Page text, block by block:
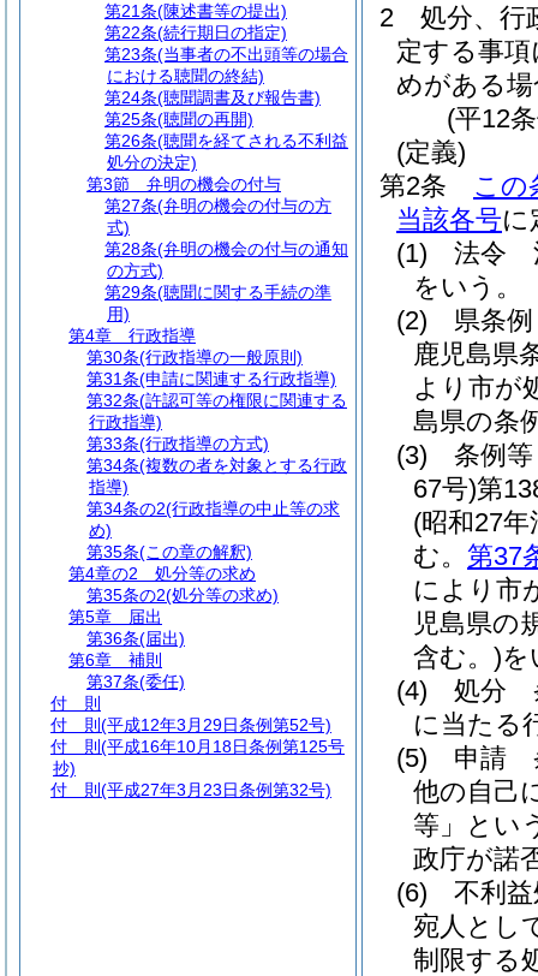
2
処分、行
定する事
めがある
(平12
(定義)
第2条
この
当該各号に
(1)
法令
をいう。
(2)
県条
鹿児島県
より市が
島県の条
(3)
条例
67号)第
(昭和27
む。 第37
により市
児島県の
含む。)を
(4)
処分
に当たる
(5)
申請
他の自己
等」とい
政庁が諾
(6)
不利
宛人とし
制限する
第21条(陳述書等の提出)
第22条(続行期日の指定)
第23条(当事者の不出頭等の場合
における聴聞の終結)
第24条(聴聞調書及び報告書)
第25条(聴聞の再開)
第26条(聴聞を経てされる不利益
処分の決定)
第3節
弁明の機会の付与
第27条(弁明の機会の付与の方
式)
第28条(弁明の機会の付与の通知
の方式)
第29条(聴聞に関する手続の準
用)
第4章
行政指導
第30条(行政指導の一般原則)
第31条(申請に関連する行政指導)
第32条(許認可等の権限に関連する
行政指導)
第33条(行政指導の方式)
第34条(複数の者を対象とする行政
指導)
第34条の2(行政指導の中止等の求
め)
第35条(この章の解釈)
第4章の2
処分等の求め
第35条の2(処分等の求め)
第5章
届出
第36条(届出)
第6章
補則
第37条(委任)
付 則
付 則 (平成12年3月29日条例第52号)
付 則 (平成16年10月18日条例第125号
抄)
付 則 (平成27年3月23日条例第32号)